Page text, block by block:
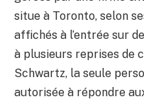
situe à Toronto, selon
affichés à l’entrée sur
à plusieurs reprises de
Schwartz, la seule
autorisée à répondre